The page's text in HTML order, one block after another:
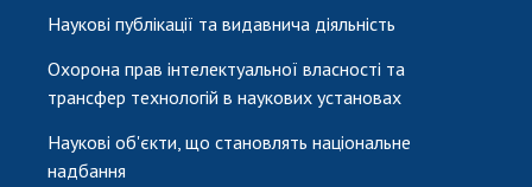
Наукові публікації та видавнича діяльність
Охорона прав інтелектуальної власності та
трансфер технологій в наукових установах
Наукові об'єкти, що становлять національне
надбання